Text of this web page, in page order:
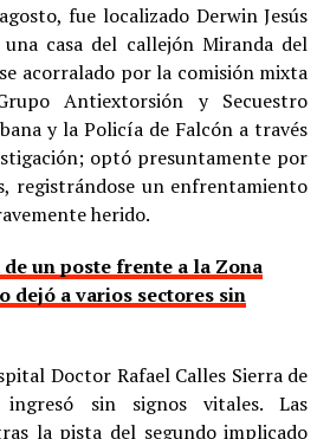
fue localizado Derwin Jesús
casa del callejón Miranda del
acorralado por la comisión mixta
Antiextorsión y Secuestro
y la Policía de Falcón a través
optó presuntamente por
registrándose un enfrentamiento
herido.
de un poste frente a la Zona
dejó a varios sectores sin
Doctor Rafael Calles Sierra de
sin signos vitales. Las
la pista del segundo implicado